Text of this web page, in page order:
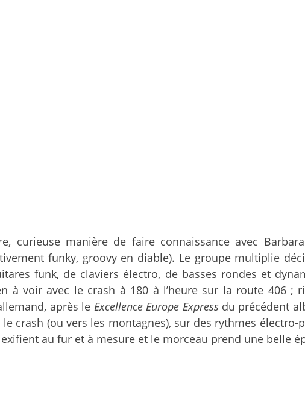
curieuse manière de faire connaissance avec
funky, groovy en diable). Le groupe multiplie
funk, de claviers électro, de basses rondes et
à voir avec le crash à 180 à l’heure sur la route 406 ;
après le Excellence Europe Express du précédent
crash (ou vers les montagnes), sur des rythmes
au fur et à mesure et le morceau prend une belle